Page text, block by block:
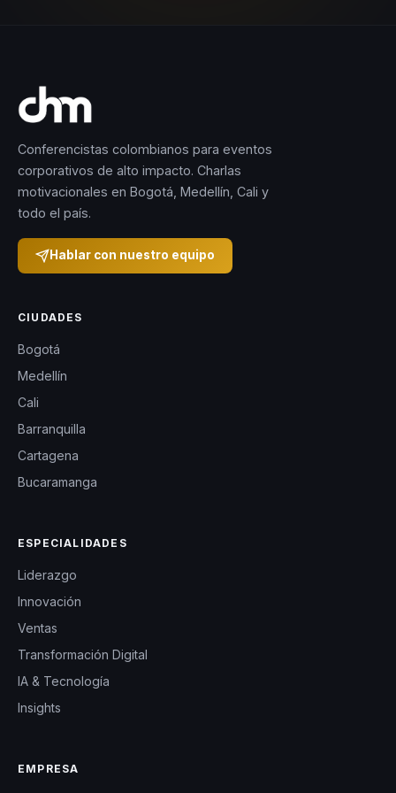
Conferencistas colombianos para eventos
corporativos de alto impacto. Charlas
motivacionales en Bogotá, Medellín, Cali y
todo el país.
Hablar con nuestro equipo
CIUDADES
Bogotá
Medellín
Cali
Barranquilla
Cartagena
Bucaramanga
ESPECIALIDADES
Liderazgo
Innovación
Ventas
Transformación Digital
IA & Tecnología
Insights
EMPRESA